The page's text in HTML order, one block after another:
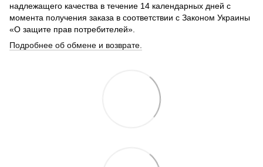
надлежащего качества в течение 14 календарных дней с
момента получения заказа в соответствии с Законом Украины
«О защите прав потребителей».
Подробнее об обмене и возврате.